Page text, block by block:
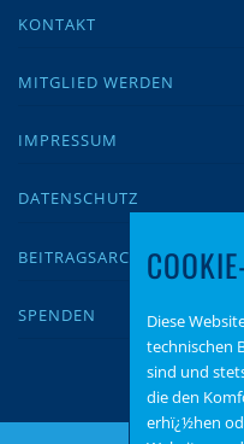
KONTAKT
MITGLIED WERDEN
IMPRESSUM
DATENSCHUTZ
BEITRAGSARCHIV
SPENDEN
Diese
technischen
sind und
die den
erhï¿½hen